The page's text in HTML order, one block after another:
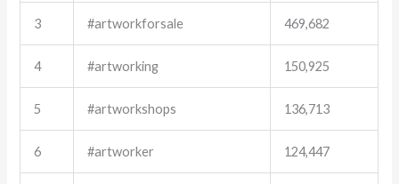
3 #artworkforsale 469,682
4 #artworking 150,925
5 #artworkshops 136,713
6 #artworker 124,447